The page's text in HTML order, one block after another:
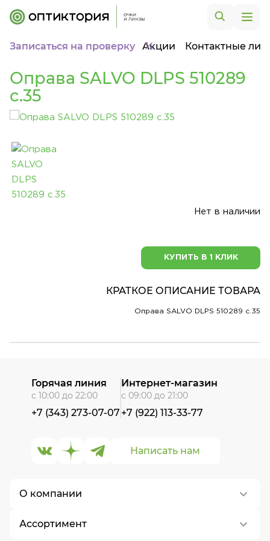
Записаться на проверку Акции Контактные
Оправа SALVO DLPS 510289
c.35
Нет в наличии
КУПИТЬ В 1 КЛИК
КРАТКОЕ ОПИСАНИЕ ТОВАРА
Оправа SALVO DLPS 510289 c.35
О компании
О нас
Ассортимент
Написать нам
Горячая линия
с 10:00 до 22:00
+7 (343) 273-07-07
Интернет-магазин
с 09:00 до 21:00
+7 (922) 113-33-77